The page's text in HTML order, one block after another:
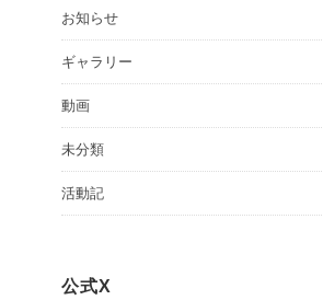
お知らせ
ギャラリー
動画
未分類
活動記
公式X